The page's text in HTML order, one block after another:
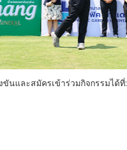
นและสมัครเข้าร่วมกิจกรรมได้ที่: